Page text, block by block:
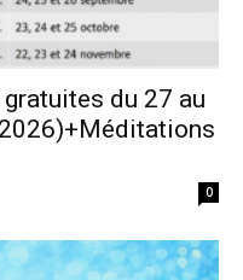
du 27 au
0